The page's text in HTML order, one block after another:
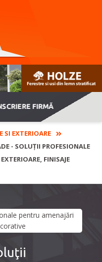
FIRMĂ
SI EXTERIOARE
- SOLUŢII PROFESIONALE
FINISAJE